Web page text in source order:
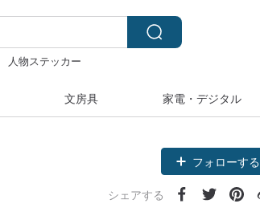
人物ステッカー
文房具 家電・デジタル
フォローする
シェアする